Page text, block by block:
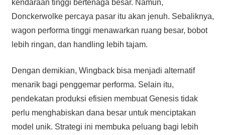
kendaraan tinggi bertenaga besar. Namun,
Donckerwolke percaya pasar itu akan jenuh. Sebaliknya,
wagon performa tinggi menawarkan ruang besar, bobot
lebih ringan, dan handling lebih tajam.
Dengan demikian, Wingback bisa menjadi alternatif
menarik bagi penggemar performa. Selain itu,
pendekatan produksi efisien membuat Genesis tidak
perlu menghabiskan dana besar untuk menciptakan
model unik. Strategi ini membuka peluang bagi lebih